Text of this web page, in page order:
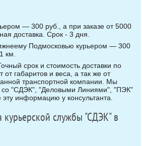
— 300 руб., а при заказе от 5000
доставка. Срок - 3 дня.
Подмосковью курьером — 300
км.
срок и стоимость доставки по
от габаритов и веса, а так же от
транспортной компании. Мы
со "СДЭК", "Деловыми Линиями", "ПЭК"
эту информацию у консультанта.
курьерской службы "СДЭК" в